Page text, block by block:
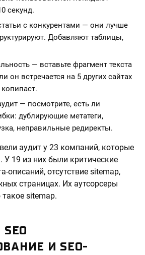
секунд.
с конкурентами — они лучше
Добавляют таблицы,
— вставьте фрагмент текста
он встречается на 5 других сайтах
— посмотрите, есть ли
дублирующие метатеги,
неправильные редиректы.
аудит у 23 компаний, которые
У 19 из них были критические
описаний, отсутствие sitemap,
страницах. Их аутсорсеры
sitemap.
И SEO-